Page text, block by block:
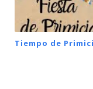
Tiempo de